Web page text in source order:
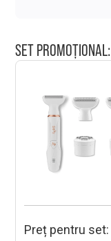
femei
Shav
SET PROMOȚIONAL:
Preț pentru set: